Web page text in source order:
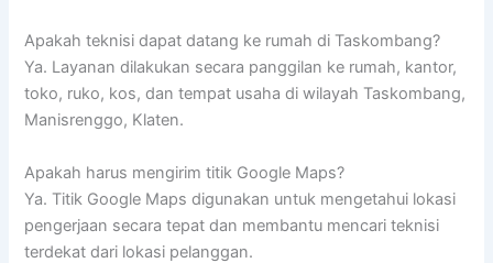
Apakah teknisi dapat datang ke rumah di Taskombang?
Ya. Layanan dilakukan secara panggilan ke rumah, kantor,
toko, ruko, kos, dan tempat usaha di wilayah Taskombang,
Manisrenggo, Klaten.
Apakah harus mengirim titik Google Maps?
Ya. Titik Google Maps digunakan untuk mengetahui lokasi
pengerjaan secara tepat dan membantu mencari teknisi
terdekat dari lokasi pelanggan.